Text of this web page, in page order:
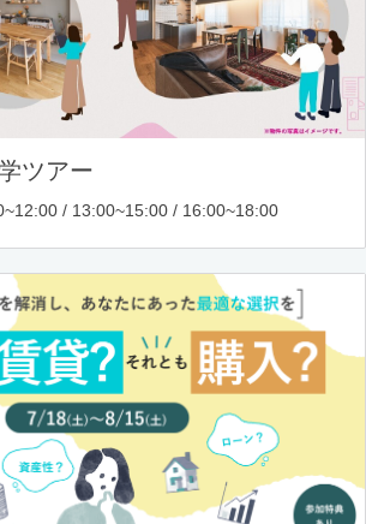
ツアー
/ 13:00~15:00 / 16:00~18:00